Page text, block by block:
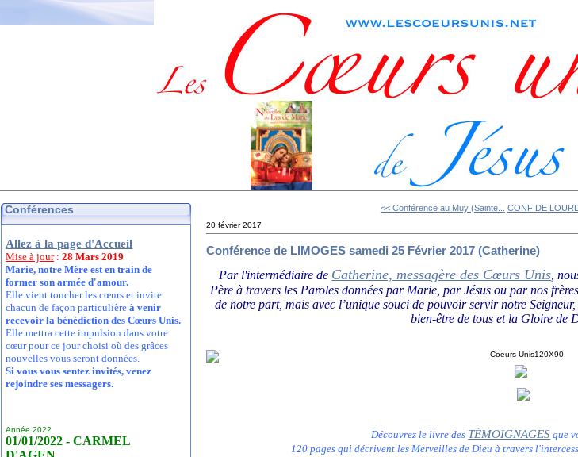
Conférences
Allez à la page d'Accueil
Mise à jour:28 Mars 2019
Marie, notre Mère est en train de
former son armée d'amour.
Elle vient toucher les cœurs et invite
chacun de façon particulièreà venir
recevoir la bénédiction des Cœurs Unis.
Elle mettra cette impulsion dans votre
cœur pour ce jour choisi où des grâces
nouvelles vous seront données.
Si vous vous sentez invités, venez
rejoindre ses messagers.
Année 2022
01/01/2022 - CARMEL
<< Conférence au Muy (Sainte... CONF DE
20 février 2017
Conférence de LIMOGES samedi 25 Février 2017 (Catherine)
Par l'intermédiaire de Catherine, messagère des Cœurs Unis ,
Père à travers les Paroles données par Marie, par Jésus ou par nos
de notre part, mais avec l’unique souci de pouvoir servir notre
bien-être de tous et la Gloire de
Découvrez le livre des TÉMOIGNAGES que
120 pages qui décrivent les Merveilles de Dieu à travers